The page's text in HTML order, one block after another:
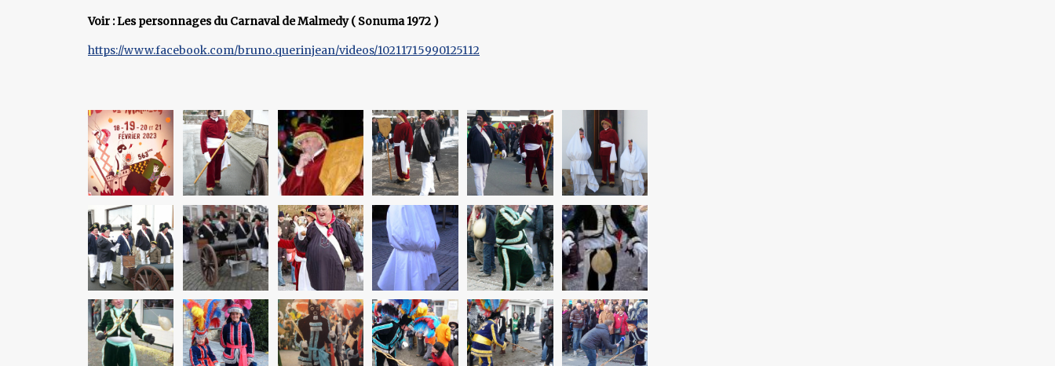
Voir : Les personnages du Carnaval de Malmedy ( Sonuma 1972 )
https://www.facebook.com/bruno.querinjean/videos/10211715990125112